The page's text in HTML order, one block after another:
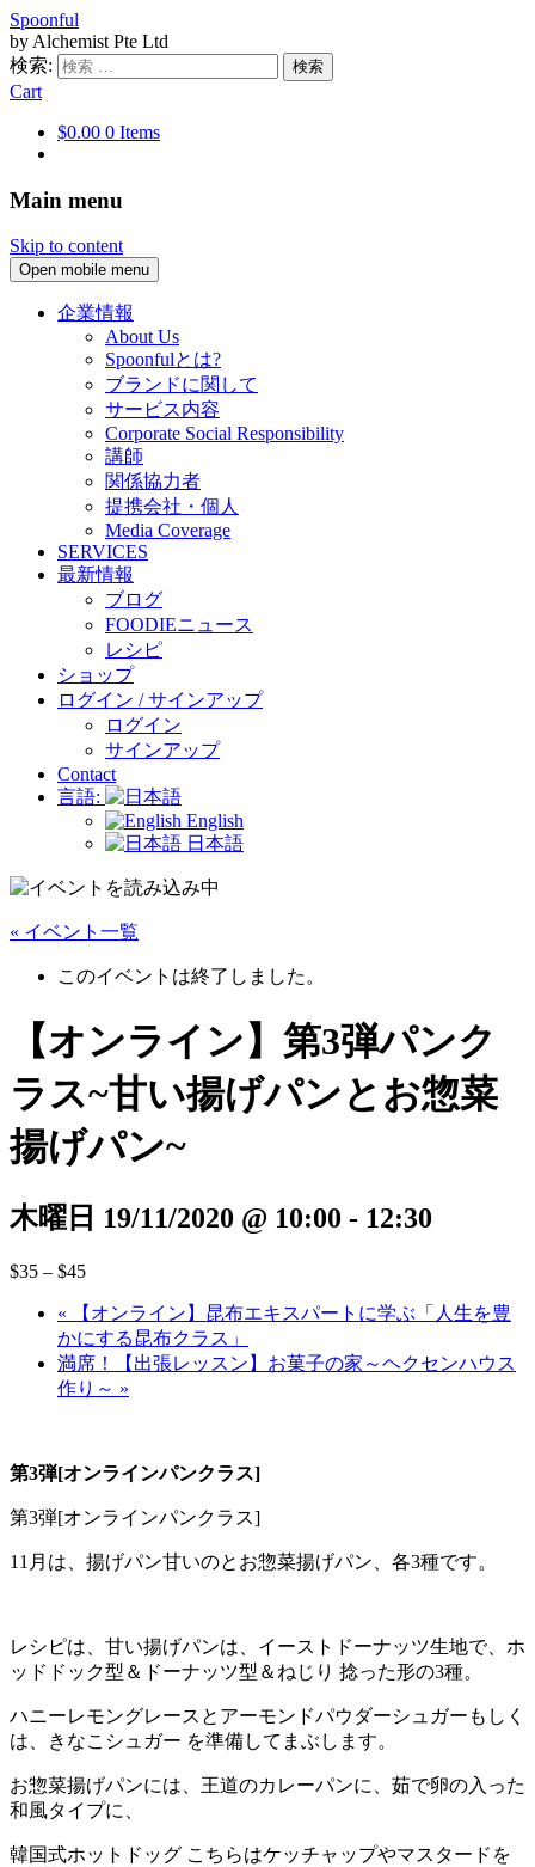
Spoonful
by Alchemist Pte Ltd
検索:
Cart
$0.00 0 Items
Main menu
Skip to content
Open mobile menu
企業情報
About Us
Spoonfulとは?
ブランドに関して
サービス内容
Corporate Social Responsibility
講師
関係協力者
提携会社・個人
Media Coverage
SERVICES
最新情報
ブログ
FOODIEニュース
レシピ
ショップ
ログイン / サインアップ
ログイン
サインアップ
Contact
言語:
English
日本語
« イベント一覧
このイベントは終了しました。
【オンライン】第3弾パンク
ラス~甘い揚げパンとお惣菜
揚げパン~
木曜日 19/11/2020 @ 10:00 - 12:30
$35 – $45
« 【オンライン】昆布エキスパートに学ぶ「人生を豊
かにする昆布クラス」
満席！【出張レッスン】お菓子の家～ヘクセンハウス
作り～ »
第3弾[オンラインパンクラス]
第3弾[オンラインパンクラス]
11月は、揚げパン甘いのとお惣菜揚げパン、各3種です。
レシピは、甘い揚げパンは、イーストドーナッツ生地で、ホ
ッドドック型＆ドーナッツ型＆ねじり 捻った形の3種。
ハニーレモングレースとアーモンドパウダーシュガーもしく
は、きなこシュガー を準備してまぶします。
お惣菜揚げパンには、王道のカレーパンに、茹で卵の入った
和風タイプに、
韓国式ホットドッグ こちらはケッチャップやマスタードを